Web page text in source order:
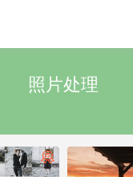
照片处理